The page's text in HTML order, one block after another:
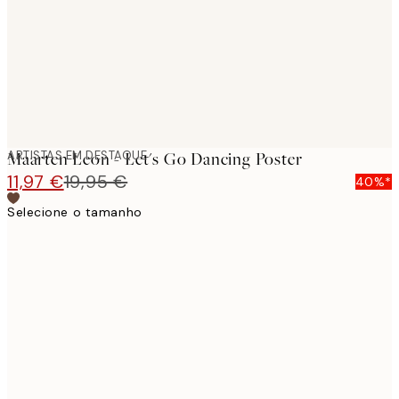
ARTISTAS EM DESTAQUE
Maarten Leon - Let's Go Dancing Poster
11,97 €19,95 €
40%*
Selecione o tamanho